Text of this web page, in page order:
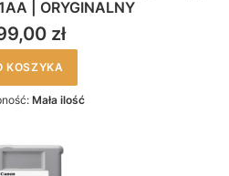
| ORYGINALNY
zł
KOSZYKA
Mała ilość